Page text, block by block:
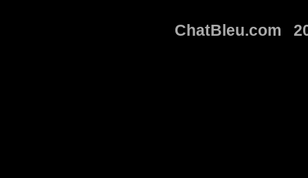
ChatBleu.com